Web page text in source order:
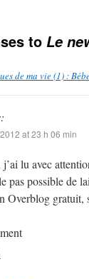
to Le
de ma vie (1) :
at 23 h 06 min
lu avec
pas possible de
Overblog gratuit,